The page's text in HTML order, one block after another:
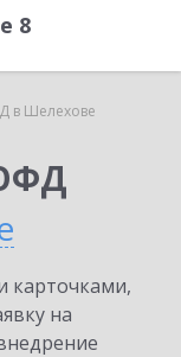
8
в Шелехове
карточками,
на